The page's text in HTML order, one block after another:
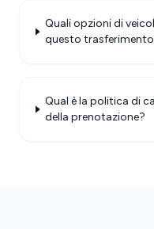
Quali opzioni di
questo
Qual è la politica di
della prenotazione?